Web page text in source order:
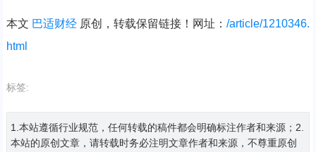
本文 巴适财经原创，转载保留链接！网址： /article/1210346.
html
标签:
1.本站遵循行业规范，任何转载的稿件都会明确标注作者和来源；2.
本站的原创文章，请转载时务必注明文章作者和来源，不尊重原创